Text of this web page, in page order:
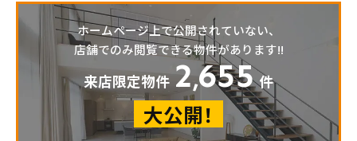
ホームページ上で公開されていない、
店舗でのみ閲覧できる物件があります!!
来店限定物件 2,655 件
大公開！